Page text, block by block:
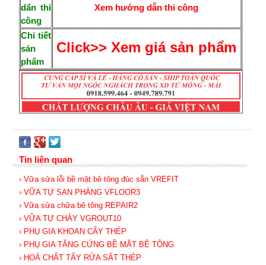
dẩn thi
công
Xem hướng dẫn thi công
Chi tiết
sản
phẩm
Click>> Xem giá sản phẩm
Tin liên quan
› Vữa sửa lỗi bề mặt bê tông đúc sẵn VREFIT
› VỮA TỰ SAN PHẲNG VFLOOR3
› Vữa sửa chữa bê tông REPAIR2
› VỮA TỰ CHẢY VGROUT10
› PHỤ GIA KHOAN CẤY THÉP
› PHỤ GIA TĂNG CỨNG BỀ MẶT BÊ TÔNG
› HOÁ CHẤT TẨY RỬA SẮT THÉP